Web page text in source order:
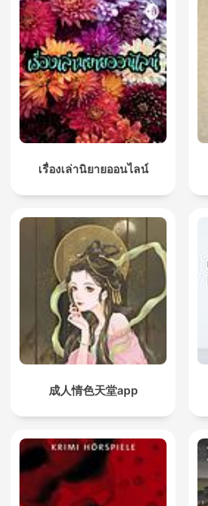
เรื่องเล่านิยายออนไลน์
成人情色天堂app